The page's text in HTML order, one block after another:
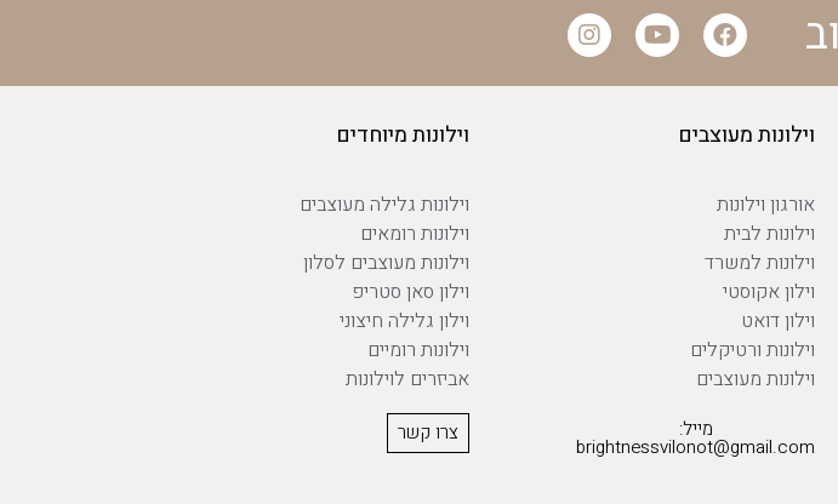
וילונות מעוצבים
אורגון וילונות
וילונות לבית
וילונות למשרד
וילון אקוסטי
וילון דואט
וילונות ורטיקלים
וילונות מעוצבים
וילונות מיוחדים
וילונות גלילה מעוצבים
וילונות רומאים
וילונות מעוצבים לסלון
וילון סאן סטריפ
וילון גלילה חיצוני
וילונות רומיים
אביזרים לוילונות
מייל:
brightnessvilonot@gmail.com
צרו קשר